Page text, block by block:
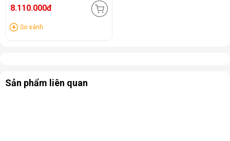
8.110.000đ
So sánh
Sản phẩm liên quan